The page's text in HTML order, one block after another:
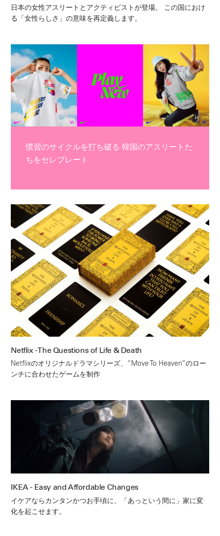
日本の女性アスリートとアクティビストが登場。 この国におけ
る「女性らしさ」の意味を再定義します。
慣習のサイクルを打ち破る 韓国のアスリートた
ちをセレブレート
Netflix - The Questions of Life & Death
Netflixのオリジナルドラマシリーズ、“Move To Heaven”のロー
ンチに合わせたゲームを制作
IKEA - Easy and Affordable Changes
イケアならカンタンかつお手頃に、「あっという間に」家に変
化を起こせます。